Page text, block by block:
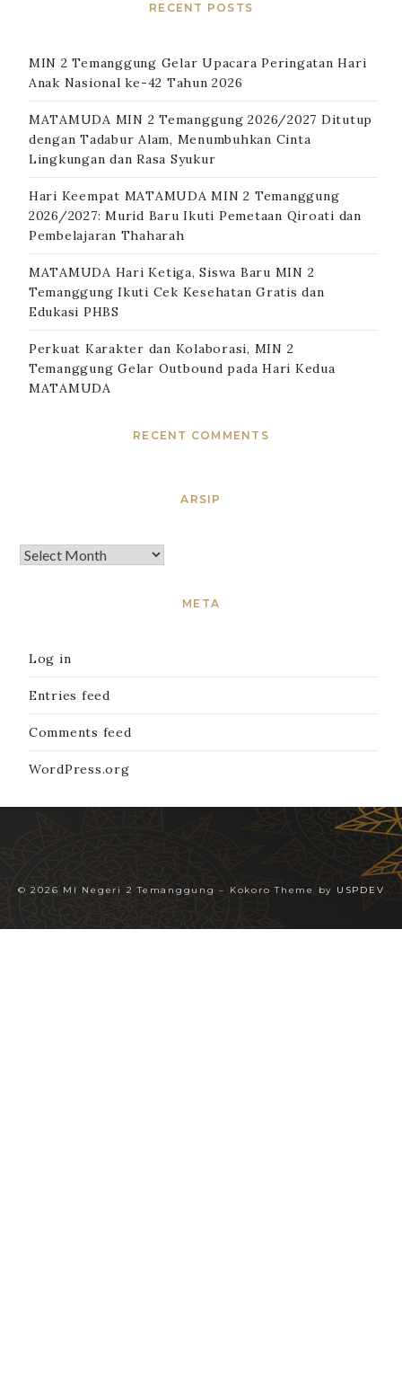
RECENT POSTS
MIN 2 Temanggung Gelar Upacara Peringatan Hari
Anak Nasional ke-42 Tahun 2026
MATAMUDA MIN 2 Temanggung 2026/2027 Ditutup
dengan Tadabur Alam, Menumbuhkan Cinta
Lingkungan dan Rasa Syukur
Hari Keempat MATAMUDA MIN 2 Temanggung
2026/2027: Murid Baru Ikuti Pemetaan Qiroati dan
Pembelajaran Thaharah
MATAMUDA Hari Ketiga, Siswa Baru MIN 2
Temanggung Ikuti Cek Kesehatan Gratis dan
Edukasi PHBS
Perkuat Karakter dan Kolaborasi, MIN 2
Temanggung Gelar Outbound pada Hari Kedua
MATAMUDA
RECENT COMMENTS
ARSIP
META
Log in
Entries feed
Comments feed
WordPress.org
© 2026 MI Negeri 2 Temanggung– Kokoro Theme by USPDEV